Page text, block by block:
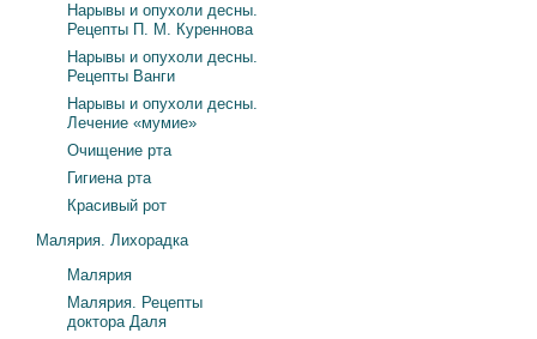
Нарывы и опухоли десны.
Рецепты П. М. Куреннова
Нарывы и опухоли десны.
Рецепты Ванги
Нарывы и опухоли десны.
Лечение «мумие»
Очищение рта
Гигиена рта
Красивый рот
Малярия. Лихорадка
Малярия
Малярия. Рецепты
доктора Даля